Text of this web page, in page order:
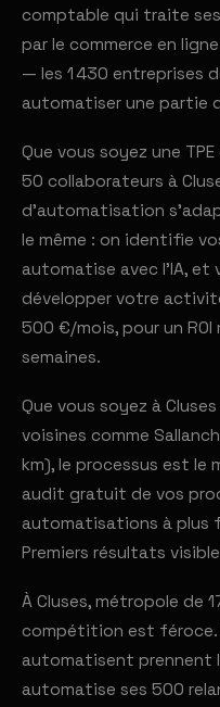
comptable qui traite
par le commerce en
— les 1 430 entreprises
automatiser une partie
Que vous soyez une
50 collaborateurs à
d'automatisation
le même : on identifie
automatise avec l'IA, et
développer votre
500 €/mois, pour un ROI
semaines.
Que vous soyez à
voisines comme
km), le processus est le
audit gratuit de vos
automatisations à plus
Premiers résultats
À Cluses, métropole de
compétition est féroce.
automatisent prennent
automatise ses 500